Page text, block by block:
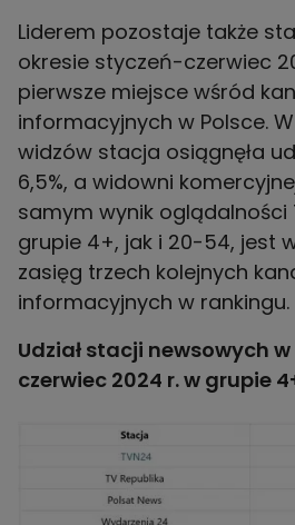
Liderem pozostaje także
okresie styczeń-czerwiec
pierwsze miejsce wśród
informacyjnych w Polsce.
widzów stacja osiągnęła
6,5%, a widowni
samym wynik oglądalności
grupie 4+, jak i 20-54, jest
zasięg trzech kolejnych
informacyjnych w rankingu.
Udział stacji newsowych
czerwiec 2024 r. w grupie